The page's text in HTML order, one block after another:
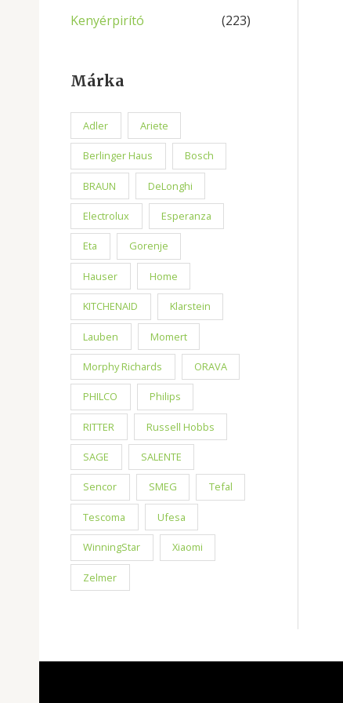
Kenyérpirító (223)
Márka
Adler Ariete
Berlinger Haus Bosch
BRAUN DeLonghi
Electrolux Esperanza
Eta Gorenje
Hauser Home
KITCHENAID Klarstein
Lauben Momert
Morphy Richards ORAVA
PHILCO Philips
RITTER Russell Hobbs
SAGE SALENTE
Sencor SMEG Tefal
Tescoma Ufesa
WinningStar Xiaomi
Zelmer